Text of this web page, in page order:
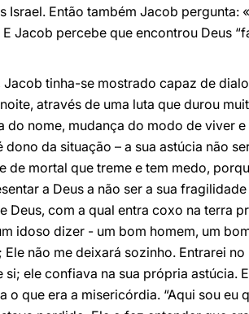
Então também Jacob pergunta:
Jacob percebe que encontrou Deus
tinha-se mostrado capaz de
através de uma luta que durou
nome, mudança do modo de viver e
da situação – a sua astúcia não
mortal que treme e tem medo,
a Deus a não ser a sua
Deus, com a qual entra coxo na terra
idoso dizer - um bom homem, um
não me deixará sozinho. Entrarei
ele confiava na sua própria astúcia.
que era a misericórdia. “Aqui sou eu